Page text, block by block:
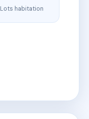
Lots habitation